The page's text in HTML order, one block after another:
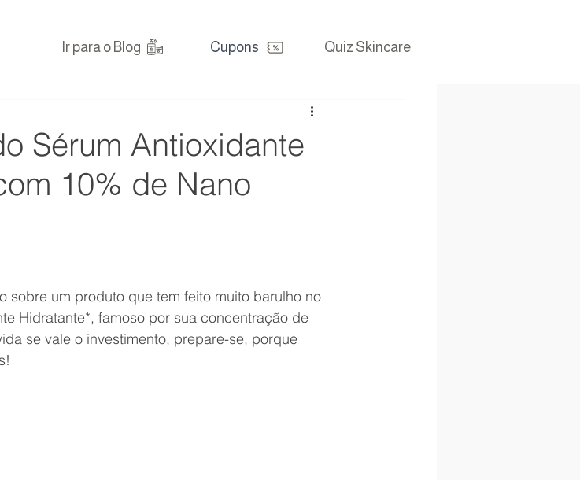
Ir para o Blog Cupons Quiz Skincare
Sérum Antioxidante
10% de Nano
sobre um produto que tem feito muito barulho no
Hidratante*, famoso por sua concentração de
se vale o investimento, prepare-se, porque